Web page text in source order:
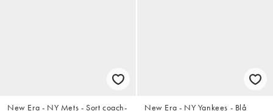
New Era - NY Mets - Sort coach-
New Era - NY Yankees - Blå